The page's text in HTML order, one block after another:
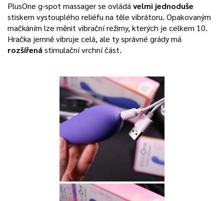
PlusOne g-spot massager se ovládá velmi jednoduše
stiskem vystouplého reliéfu na těle vibrátoru. Opakovaným
mačkáním lze měnit vibrační režimy, kterých je celkem 10.
Hračka jemně vibruje celá, ale ty správné grády má
rozšířená stimulační vrchní část.